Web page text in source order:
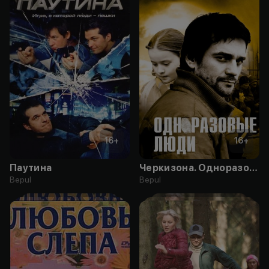
16+
Паутина
Bepul
16+
Черкизона. Одноразовые люди
Bepul